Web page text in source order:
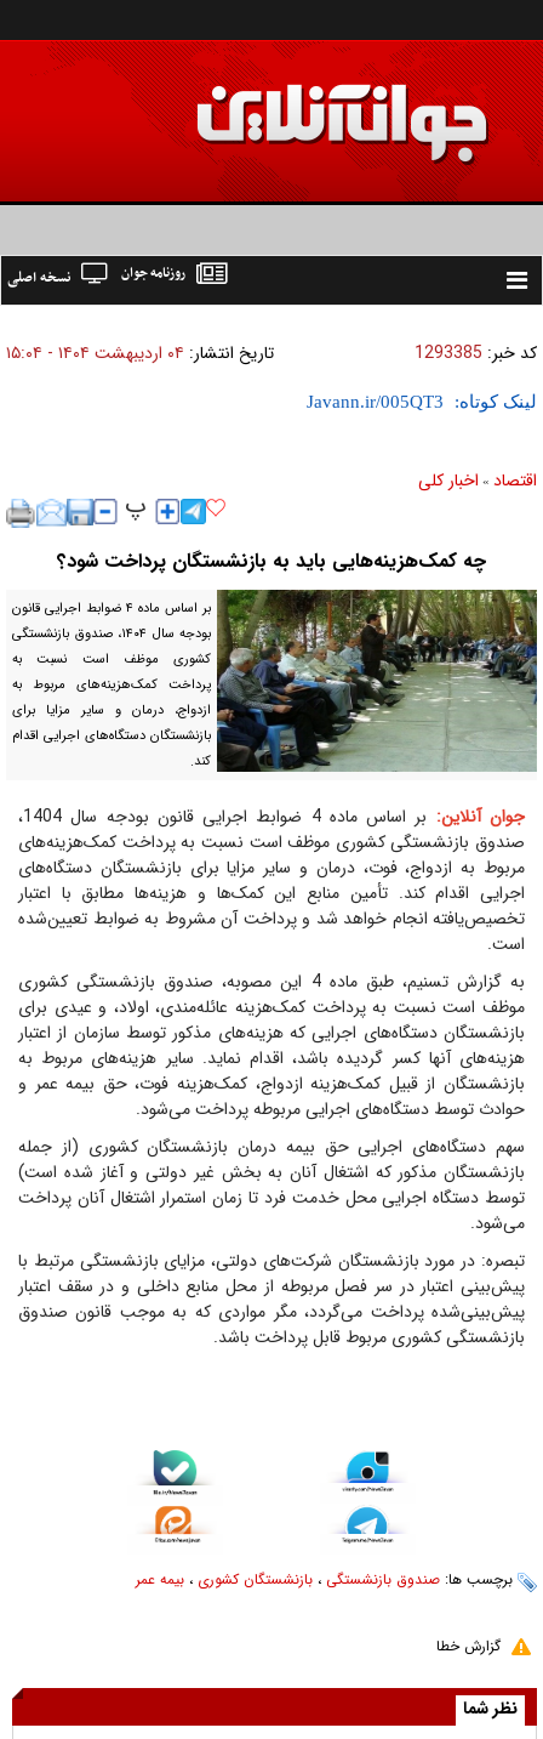
Toggle
نسخه اصلی روزنامه جوان
کد خبر: 1293385 تاریخ انتشار: ۰۴ ارديبهشت ۱۴۰۴ - ۱۵:۰۴
لینک کوتاه:
اقتصاد » اخبار کلی
چه کمک‌هزینه‌هایی باید به بازنشستگان پرداخت شود؟
بر اساس ماده ۴ ضوابط اجرایی قانون
بودجه سال ۱۴۰۴، صندوق بازنشستگی
کشوری موظف است نسبت به
پرداخت کمک‌هزینه‌های مربوط به
ازدواج، درمان و سایر مزایا برای
بازنشستگان دستگاه‌های اجرایی اقدام
کند.
جوان آنلاین:
بر اساس ماده 4 ضوابط اجرایی قانون بودجه سال 1404،
صندوق بازنشستگی کشوری موظف است نسبت به پرداخت کمک‌هزینه‌های
مربوط به ازدواج، فوت، درمان و سایر مزایا برای بازنشستگان دستگاه‌های
اجرایی اقدام کند. تأمین منابع این کمک‌ها و هزینه‌ها مطابق با اعتبار
تخصیص‌یافته انجام خواهد شد و پرداخت آن مشروط به ضوابط تعیین‌شده
است.
به گزارش تسنیم، طبق ماده 4 این مصوبه، صندوق بازنشستگی کشوری
موظف است نسبت به پرداخت کمک‌هزینه عائله‌مندی، اولاد، و عیدی برای
بازنشستگان دستگاه‌های اجرایی که هزینه‌های مذکور توسط سازمان از اعتبار
هزینه‌های آنها کسر گردیده باشد، اقدام نماید. سایر هزینه‌های مربوط به
بازنشستگان از قبیل کمک‌هزینه ازدواج، کمک‌هزینه فوت، حق بیمه عمر و
حوادث توسط دستگاه‌های اجرایی مربوطه پرداخت می‌شود.
سهم دستگاه‌های اجرایی حق بیمه درمان بازنشستگان کشوری (از جمله
بازنشستگان مذکور که اشتغال آنان به بخش غیر دولتی و آغاز شده است)
توسط دستگاه اجرایی محل خدمت فرد تا زمان استمرار اشتغال آنان پرداخت
می‌شود.
تبصره: در مورد بازنشستگان شرکت‌های دولتی، مزایای بازنشستگی مرتبط با
پیش‌بینی اعتبار در سر فصل مربوطه از محل منابع داخلی و در سقف اعتبار
پیش‌بینی‌شده پرداخت می‌گردد، مگر مواردی که به موجب قانون صندوق
بازنشستگی کشوری مربوط قابل پرداخت باشد.
برچسب ها: صندوق بازنشستگی ، بازنشستگان کشوری ، بیمه عمر
گزارش خطا
نظر شما